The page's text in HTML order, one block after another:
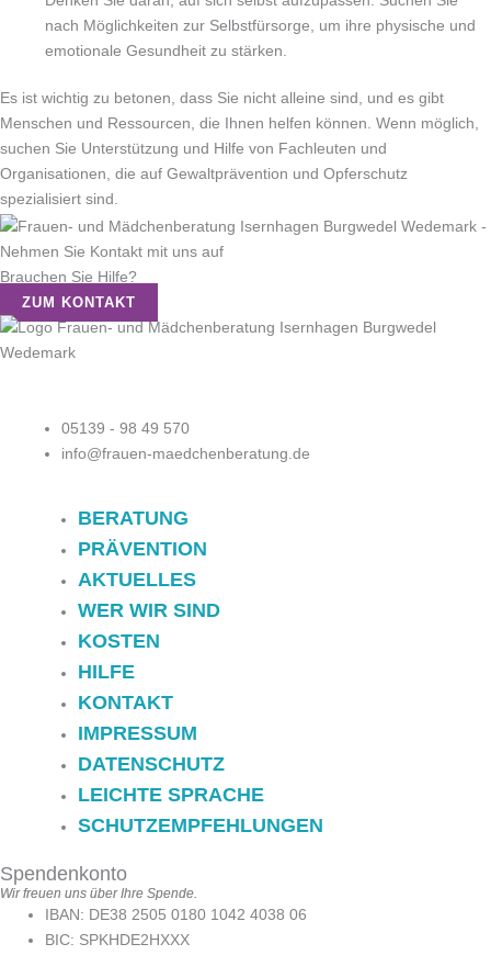
nach Möglichkeiten zur Selbstfürsorge, um ihre physische und
emotionale Gesundheit zu stärken.
Es ist wichtig zu betonen, dass Sie nicht alleine sind, und es gibt
Menschen und Ressourcen, die Ihnen helfen können. Wenn möglich,
suchen Sie Unterstützung und Hilfe von Fachleuten und
Organisationen, die auf Gewaltprävention und Opferschutz
spezialisiert sind.
Brauchen Sie Hilfe?
ZUM KONTAKT
05139 - 98 49 570
info@frauen-maedchenberatung.de
BERATUNG
PRÄVENTION
AKTUELLES
WER WIR SIND
KOSTEN
HILFE
KONTAKT
IMPRESSUM
DATENSCHUTZ
LEICHTE SPRACHE
SCHUTZEMPFEHLUNGEN
Spendenkonto
Wir freuen uns über Ihre Spende.
IBAN: DE38 2505 0180 1042 4038 06
BIC: SPKHDE2HXXX